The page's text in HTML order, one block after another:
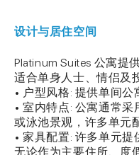
设计与居住空间
Platinum Suites 公寓提
适合单身人士、情侣及
• 户型风格: 提供单间
• 室内特点: 公寓通常
或泳池景观，许多单元
• 家具配置: 许多单元
无论作为主要住所、度